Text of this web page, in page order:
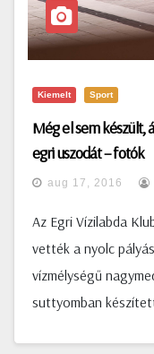
Kiemelt Sport
Még el sem készült,
egri uszodát – fotók
aug 17, 2016
Az Egri Vízilabda
vették a nyolc
vízmélységű
suttyomban